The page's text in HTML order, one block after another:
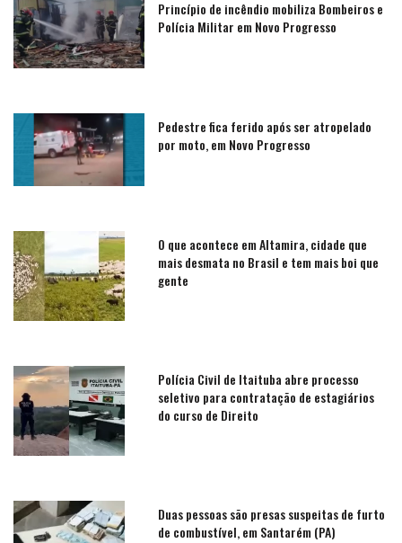
Princípio de incêndio mobiliza Bombeiros e
Polícia Militar em Novo Progresso
Pedestre fica ferido após ser atropelado
por moto, em Novo Progresso
O que acontece em Altamira, cidade que
mais desmata no Brasil e tem mais boi que
gente
Polícia Civil de Itaituba abre processo
seletivo para contratação de estagiários
do curso de Direito
Duas pessoas são presas suspeitas de furto
de combustível, em Santarém (PA)